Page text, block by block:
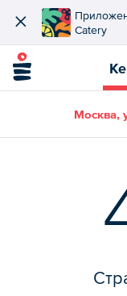
Catery
Москва,